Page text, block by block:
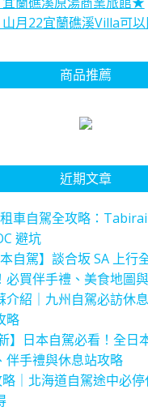
山月22宜蘭礁溪Villa可
商品推薦
近期文章
車自駕全攻略：
避坑
本自駕】談合坂 SA 上行
必買伴手禮、美食地圖
介紹｜九州自駕必訪休
略
】日本自駕必看！全日
伴手禮與休息站攻略
略｜北海道自駕途中必